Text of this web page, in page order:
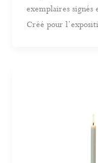
exemplaires
Créé pour